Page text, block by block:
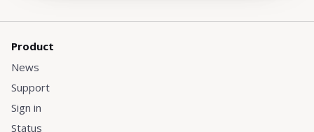
Product
News
Support
Sign in
Status